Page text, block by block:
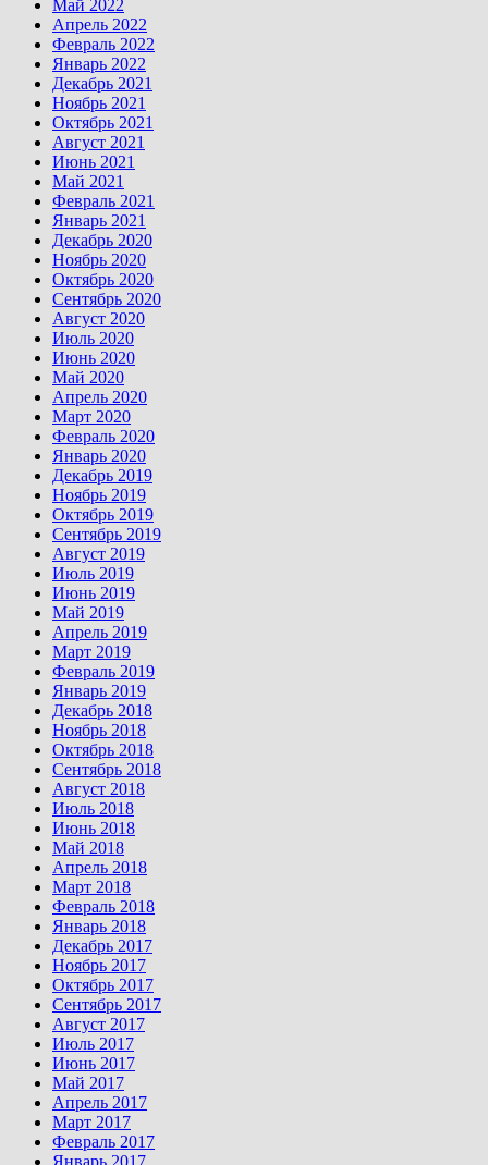
Май 2022
Апрель 2022
Февраль 2022
Январь 2022
Декабрь 2021
Ноябрь 2021
Октябрь 2021
Август 2021
Июнь 2021
Май 2021
Февраль 2021
Январь 2021
Декабрь 2020
Ноябрь 2020
Октябрь 2020
Сентябрь 2020
Август 2020
Июль 2020
Июнь 2020
Май 2020
Апрель 2020
Март 2020
Февраль 2020
Январь 2020
Декабрь 2019
Ноябрь 2019
Октябрь 2019
Сентябрь 2019
Август 2019
Июль 2019
Июнь 2019
Май 2019
Апрель 2019
Март 2019
Февраль 2019
Январь 2019
Декабрь 2018
Ноябрь 2018
Октябрь 2018
Сентябрь 2018
Август 2018
Июль 2018
Июнь 2018
Май 2018
Апрель 2018
Март 2018
Февраль 2018
Январь 2018
Декабрь 2017
Ноябрь 2017
Октябрь 2017
Сентябрь 2017
Август 2017
Июль 2017
Июнь 2017
Май 2017
Апрель 2017
Март 2017
Февраль 2017